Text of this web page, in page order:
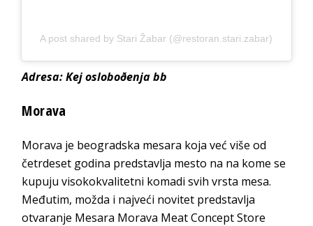
A post shared by Stari Žabar (@restoran.stari.zabar)
Adresa: Kej osloboðenja bb
Morava
Morava je beogradska mesara koja već više od
četrdeset godina predstavlja mesto na na kome se
kupuju visokokvalitetni komadi svih vrsta mesa.
Međutim, možda i najveći novitet predstavlja
otvaranje Mesara Morava Meat Concept Store